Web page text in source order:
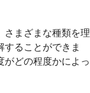
さまざまな種類を理
ることができま
がどの程度かによっ